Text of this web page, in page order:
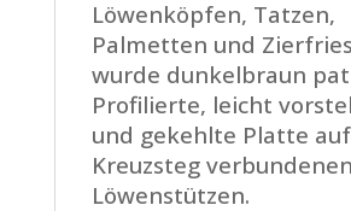
Löwenköpfen, Tatzen,
Palmetten und
wurde dunkelbraun
Profilierte, leicht
und gekehlte Platte
Kreuzsteg verbundenen
Löwenstützen.